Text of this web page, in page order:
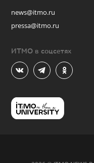
news@itmo.ru
pressa@itmo.ru
ИТМО в соцсетях